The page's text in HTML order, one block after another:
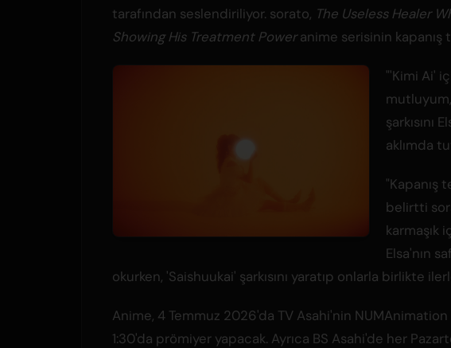
tarafından seslendiriliyor. sorato, The Useless Healer
Showing His Treatment Poweranime serisinin kapanış
"'Kimi Ai'
şarkısını
aklımda
"Kapanış
belirtti
karmaşık
Elsa'nın
okurken, 'Saishuukai' şarkısını yaratıp onlarla birlikte
Anime, 4 Temmuz 2026'da TV Asahi'nin NUMAnimation
1:30'da prömiyer yapacak. Ayrıca BS Asahi'de her